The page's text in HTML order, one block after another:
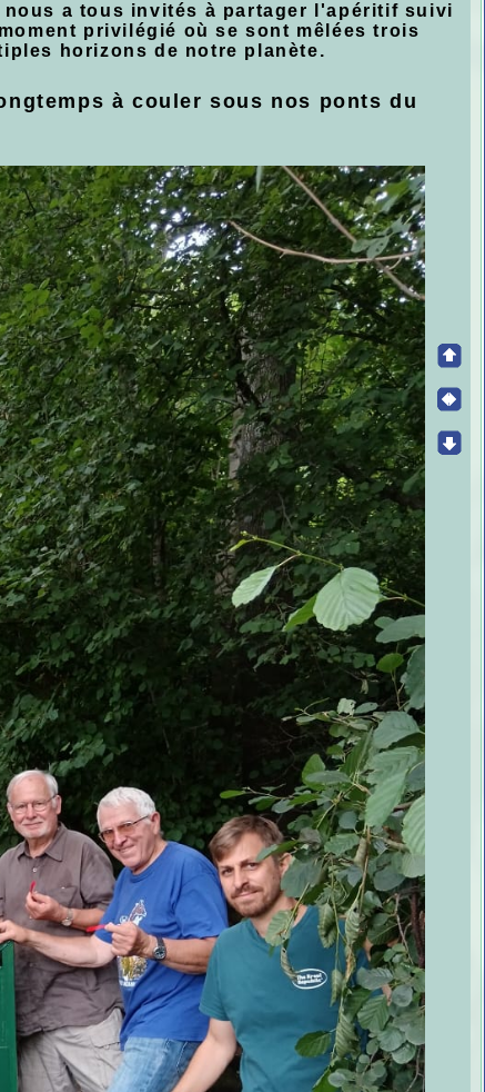
a tous invités à partager l'apéritif suivi
privilégié où se sont mêlées trois
horizons de notre planète.
à couler sous nos ponts du